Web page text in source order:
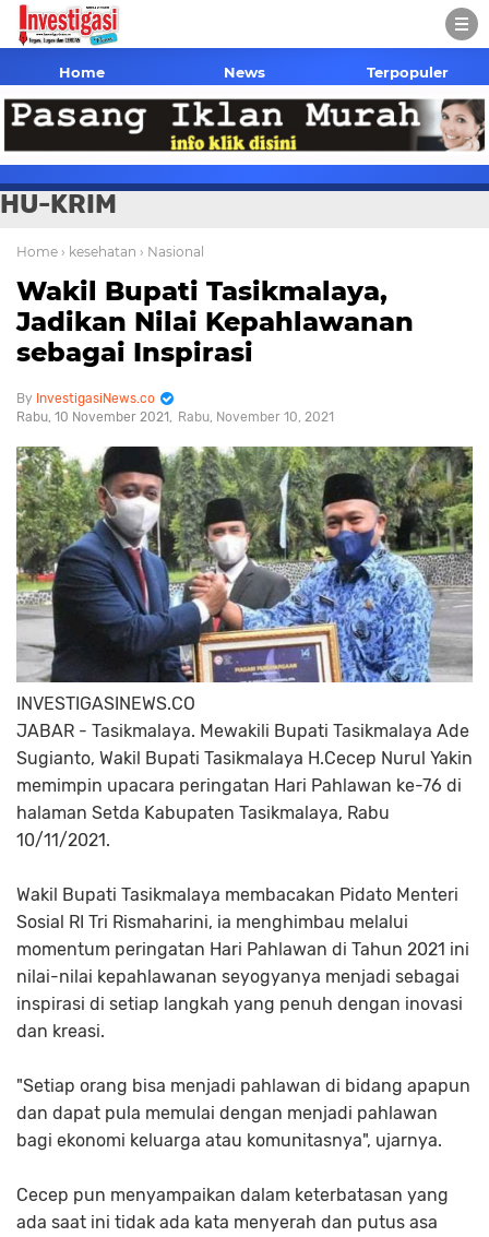
Home News Terpopuler
HU-KRIM
Home › kesehatan › Nasional
Wakil Bupati Tasikmalaya,
Jadikan Nilai Kepahlawanan
sebagai Inspirasi
InvestigasiNews.co
Rabu, 10 November 2021
Rabu, November 10, 2021
INVESTIGASINEWS.CO
JABAR - Tasikmalaya. Mewakili Bupati Tasikmalaya Ade
Sugianto, Wakil Bupati Tasikmalaya H.Cecep Nurul Yakin
memimpin upacara peringatan Hari Pahlawan ke-76 di
halaman Setda Kabupaten Tasikmalaya, Rabu
10/11/2021.
Wakil Bupati Tasikmalaya membacakan Pidato Menteri
Sosial RI Tri Rismaharini, ia menghimbau melalui
momentum peringatan Hari Pahlawan di Tahun 2021 ini
nilai-nilai kepahlawanan seyogyanya menjadi sebagai
inspirasi di setiap langkah yang penuh dengan inovasi
dan kreasi.
"Setiap orang bisa menjadi pahlawan di bidang apapun
dan dapat pula memulai dengan menjadi pahlawan
bagi ekonomi keluarga atau komunitasnya", ujarnya.
Cecep pun menyampaikan dalam keterbatasan yang
ada saat ini tidak ada kata menyerah dan putus asa